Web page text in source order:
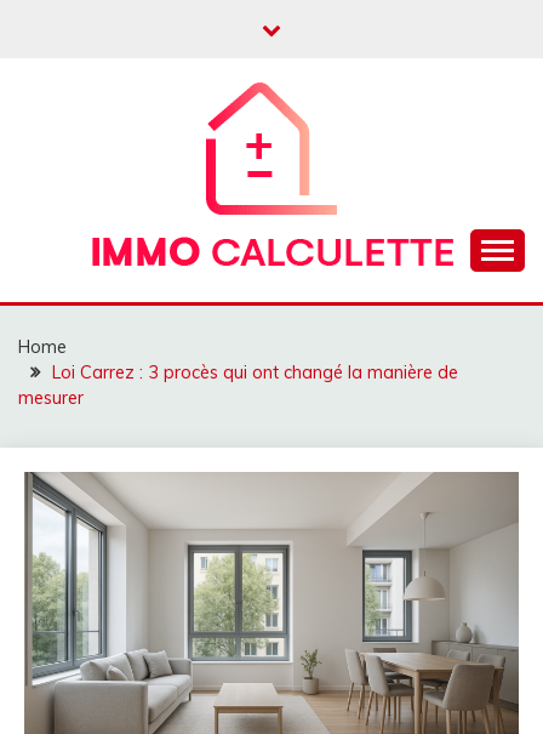
IMMO CALCULETTE
Home
Loi Carrez : 3 procès qui ont changé la manière de
mesurer